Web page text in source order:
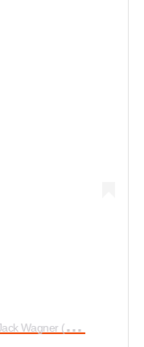
U
na publicación compartida por Jack Wagner (@jackwagnerofficial)